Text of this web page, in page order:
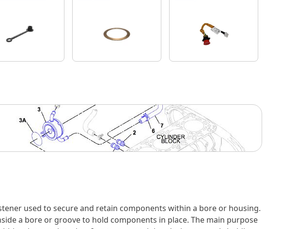
used to secure and retain components within a bore or housing.
a bore or groove to hold components in place. The main purpose